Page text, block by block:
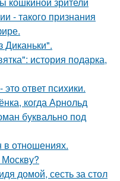
- такого признания
Диканьки".
история подарка,
ответ психики.
когда Арнольд
буквально под
в отношениях.
домой, сесть за стол